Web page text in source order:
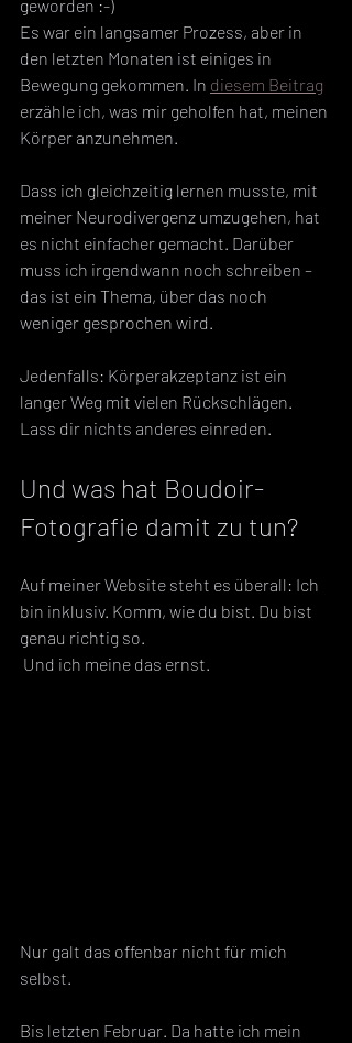
geworden :-)
Es war ein langsamer Prozess, aber in
den letzten Monaten ist einiges in
Bewegung gekommen. In diesem Beitrag
erzähle ich, was mir geholfen hat, meinen
Körper anzunehmen.
Dass ich gleichzeitig lernen musste, mit
meiner Neurodivergenz umzugehen, hat
es nicht einfacher gemacht. Darüber
muss ich irgendwann noch schreiben –
das ist ein Thema, über das noch
weniger gesprochen wird.
Jedenfalls: Körperakzeptanz ist ein
langer Weg mit vielen Rückschlägen.
Lass dir nichts anderes einreden.
Und was hat Boudoir-
Fotografie damit zu tun?
Auf meiner Website steht es überall: Ich
bin inklusiv. Komm, wie du bist. Du bist
genau richtig so.
Und ich meine das ernst.
Nur galt das offenbar nicht für mich
selbst.
Bis letzten Februar. Da hatte ich mein